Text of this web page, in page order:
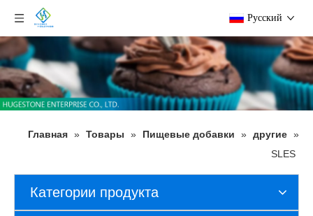
Pусский
Главная » Товары » Пищевые добавки » другие »
SLES
Категории продукта